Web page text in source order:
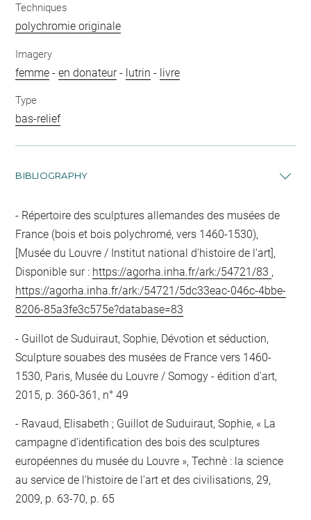
Techniques
polychromie originale
Imagery
femme -en donateur- lutrin - livre
Type
bas-relief
BIBLIOGRAPHY
Répertoire des sculptures allemandes des musées de
France (bois et bois polychromé, vers 1460-1530),
[Musée du Louvre / Institut national d'histoire de l'art],
Disponible sur : https://agorha.inha.fr/ark:/54721/83 ,
https://agorha.inha.fr/ark:/54721/5dc33eac-046c-4bbe-
8206-85a3fe3c575e?database=83
Guillot de Suduiraut, Sophie, Dévotion et séduction,
Sculpture souabes des musées de France vers 1460-
1530, Paris, Musée du Louvre / Somogy - édition d'art,
2015, p. 360-361, n° 49
Ravaud, Elisabeth ; Guillot de Suduiraut, Sophie, « La
campagne d'identification des bois des sculptures
européennes du musée du Louvre », Technè : la science
au service de l'histoire de l'art et des civilisations, 29,
2009, p. 63-70, p. 65